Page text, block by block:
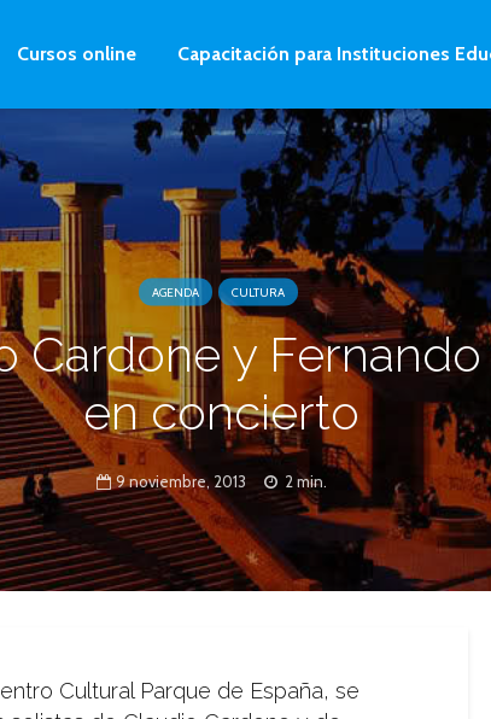
Cursos online Capacitación para Instituciones
AGENDA CULTURA
Cardone y Fernando
en concierto
9 noviembre, 2013 2 min.
Cultural Parque de España, se